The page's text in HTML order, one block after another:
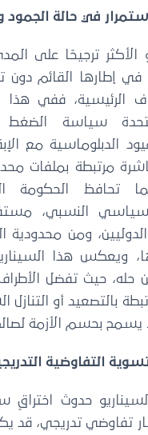
الأكثر ترجيحًا على
في إطارها القائم
الرئيسية، ففي هذا
سياسة الضغط
الدبلوماسية مع
مرتبطة بملفات
تحافظ الحكومة
النسبي،
ومن محدودية
ويعكس هذا
من حله، حيث تفضل
بالتصعيد أو
يسمح بحسم الأزمة
حدوث
تفاوضي تدريجي، قد